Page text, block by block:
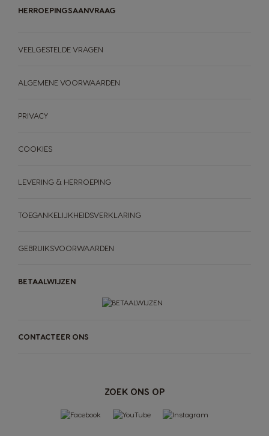
Thuiscomposteerbare pads en
HERROEPINGSAANVRAAG
ZOEK ONS OP
BETAALWIJZEN
CONTACTEER ONS
VEELGESTELDE VRAGEN
ALGEMENE VOORWAARDEN
PRIVACY
COOKIES
LEVERING & HERROEPING
TOEGANKELIJKHEIDSVERKLARING
GEBRUIKSVOORWAARDEN